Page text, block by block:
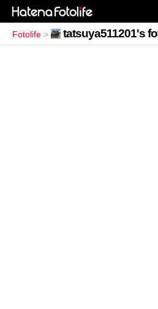
Fotolife > tatsuya511201's